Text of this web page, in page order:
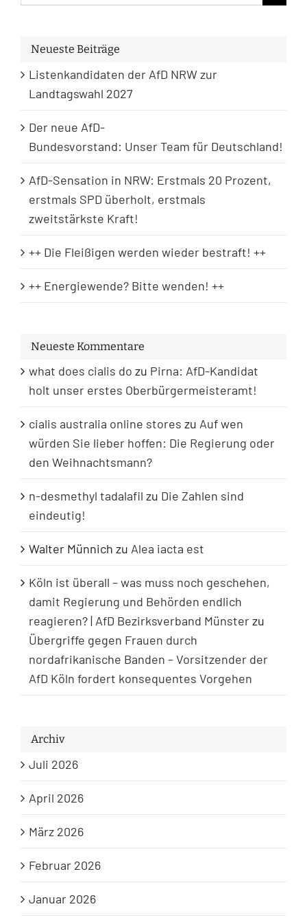
nach:
Neueste Beiträge
Listenkandidaten der AfD NRW zur
Landtagswahl 2027
Der neue AfD-
Bundesvorstand: Unser Team für Deutschland!
AfD-Sensation in NRW: Erstmals 20 Prozent,
erstmals SPD überholt, erstmals
zweitstärkste Kraft!
++ Die Fleißigen werden wieder bestraft! ++
++ Energiewende? Bitte wenden! ++
Neueste Kommentare
what does cialis do zu Pirna: AfD-Kandidat
holt unser erstes Oberbürgermeisteramt!
cialis australia online stores zu Auf wen
würden Sie lieber hoffen: Die Regierung oder
den Weihnachtsmann?
n-desmethyl tadalafil zu Die Zahlen sind
eindeutig!
Walter Münnich zu Alea iacta est
Köln ist überall – was muss noch geschehen,
damit Regierung und Behörden endlich
reagieren? | AfD Bezirksverband Münsterzu
Übergriffe gegen Frauen durch
nordafrikanische Banden – Vorsitzender der
AfD Köln fordert konsequentes Vorgehen
Archiv
Juli 2026
April 2026
März 2026
Februar 2026
Januar 2026